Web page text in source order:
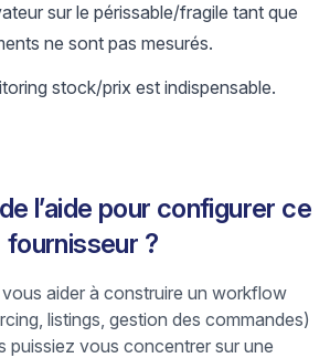
sur le périssable/fragile tant que
ne sont pas mesurés.
stock/prix est indispensable.
l’aide pour configurer ce
fournisseur ?
aider à construire un workflow
listings, gestion des commandes)
puissiez vous concentrer sur une